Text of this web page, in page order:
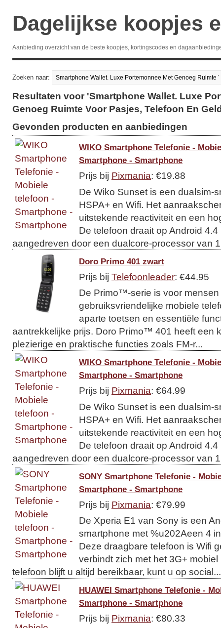
Dagelijkse koopjes
Aanbieding overzicht van de beste koopjes, kortingscodes en
Zoeken naar:
Resultaten voor 'Smartphone Wallet. Luxe
Genoeg Ruimte Voor Pasjes, Telefoon En
Gevonden producten en aanbiedingen
WIKO Smartphone Telefonie -
Smartphone - Smartphone
Prijs bij Pixmania: €19.88
De Wiko Sunset is een dualsim-
HSPA+ en Wifi. Het
uitstekende reactiviteit en een
De telefoon draait op Android
aangedreven door een dualcore-processor van
Doro Primo 401 zwart
Prijs bij Telefoonleader: €44.95
De Primo™-serie is voor mensen
gebruiksvriendelijke mobiele
aparte toetsen en essentiële
aantrekkelijke prijs. Doro Primo™ 401 heeft een
plezierige en praktische functies zoals FM-r...
WIKO Smartphone Telefonie -
Smartphone - Smartphone
Prijs bij Pixmania: €64.99
De Wiko Sunset is een dualsim-
HSPA+ en Wifi. Het
uitstekende reactiviteit en een
De telefoon draait op Android
aangedreven door een dualcore-processor van
SONY Smartphone Telefonie -
Smartphone - Smartphone
Prijs bij Pixmania: €79.99
De Xperia E1 van Sony is een
smartphone met %u202Aeen 4
Deze draagbare telefoon is Wifi
verbindt zich met het 3G+
telefoon blijft u altijd bereikbaar, kunt u op social...
HUAWEI Smartphone Telefonie -
Smartphone - Smartphone
Prijs bij Pixmania: €80.33